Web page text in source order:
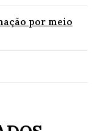
por meio